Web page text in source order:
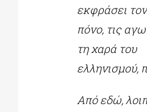
εκφράσει
πόνο, τις
τη χαρά του
ελληνισμού,
Από εδώ,